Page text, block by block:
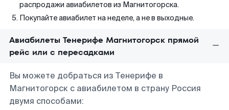
распродажи авиабилетов из Магнитогорска.
Покупайте авиабилет на неделе, а не в выходные.
Авиабилеты Тенерифе Магнитогорск прямой
рейс или с пересадками
Вы можете добраться из Тенерифе в
Магнитогорск с авиабилетом в страну Россия
двумя способами: